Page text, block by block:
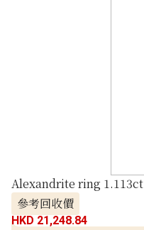
Alexandrite ring 1.113ct
參考回收價
HKD 21,248.84